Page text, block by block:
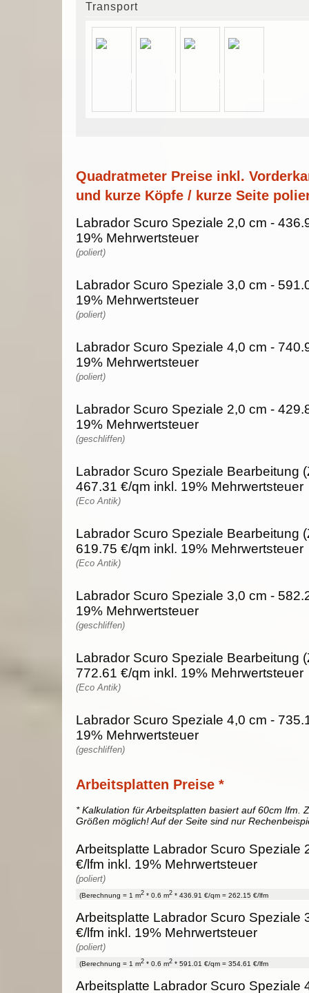
Transport
Quadratmeter Preise inkl.
und kurze Köpfe / kurze Seite
Labrador Scuro Speziale 2,0 cm -
19% Mehrwertsteuer
(poliert)
Labrador Scuro Speziale 3,0 cm -
19% Mehrwertsteuer
(poliert)
Labrador Scuro Speziale 4,0 cm -
19% Mehrwertsteuer
(poliert)
Labrador Scuro Speziale 2,0 cm -
19% Mehrwertsteuer
(geschliffen)
Labrador Scuro Speziale Bearbeitung
467.31 €/qm inkl. 19% Mehrwertsteuer
(Eco Antik)
Labrador Scuro Speziale Bearbeitung
619.75 €/qm inkl. 19% Mehrwertsteuer
(Eco Antik)
Labrador Scuro Speziale 3,0 cm -
19% Mehrwertsteuer
(geschliffen)
Labrador Scuro Speziale Bearbeitung
772.61 €/qm inkl. 19% Mehrwertsteuer
(Eco Antik)
Labrador Scuro Speziale 4,0 cm -
19% Mehrwertsteuer
(geschliffen)
Arbeitsplatten Preise *
* Kalkulation für Arbeitsplatten basiert auf 60cm lfm.
Größen möglich! Auf der Seite sind nur
Arbeitsplatte Labrador Scuro Speziale
€/lfm inkl. 19% Mehrwertsteuer
(poliert)
(Berechnung = 1 m2 * 0.6 m2 * 436.91 €/qm = 262.15 €/lfm
Arbeitsplatte Labrador Scuro Speziale
€/lfm inkl. 19% Mehrwertsteuer
(poliert)
(Berechnung = 1 m2 * 0.6 m2 * 591.01 €/qm = 354.61 €/lfm
Arbeitsplatte Labrador Scuro Speziale